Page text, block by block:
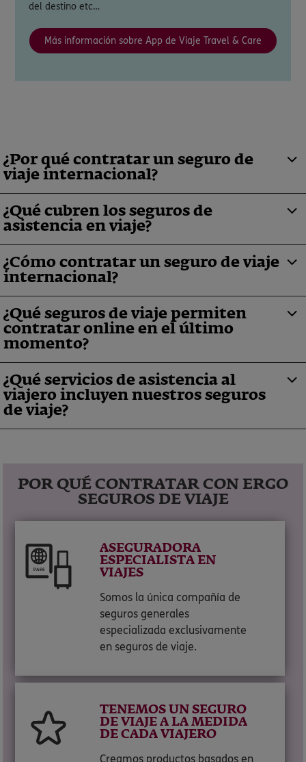
del destino etc…
Más información sobre App de Viaje Travel & Care
¿Por qué contratar un seguro de
viaje internacional?
¿Qué cubren los seguros de
asistencia en viaje?
¿Cómo contratar un seguro de viaje
internacional?
¿Qué seguros de viaje permiten
contratar online en el último
momento?
¿Qué servicios de asistencia al
viajero incluyen nuestros seguros
de viaje?
POR QUÉ CONTRATAR CON ERGO
SEGUROS DE VIAJE
ASEGURADORA
ESPECIALISTA EN
VIAJES
Somos la única compañía de
seguros generales
especializada exclusivamente
en seguros de viaje.
TENEMOS UN SEGURO
DE VIAJE A LA MEDIDA
DE CADA VIAJERO
Creamos productos basados en